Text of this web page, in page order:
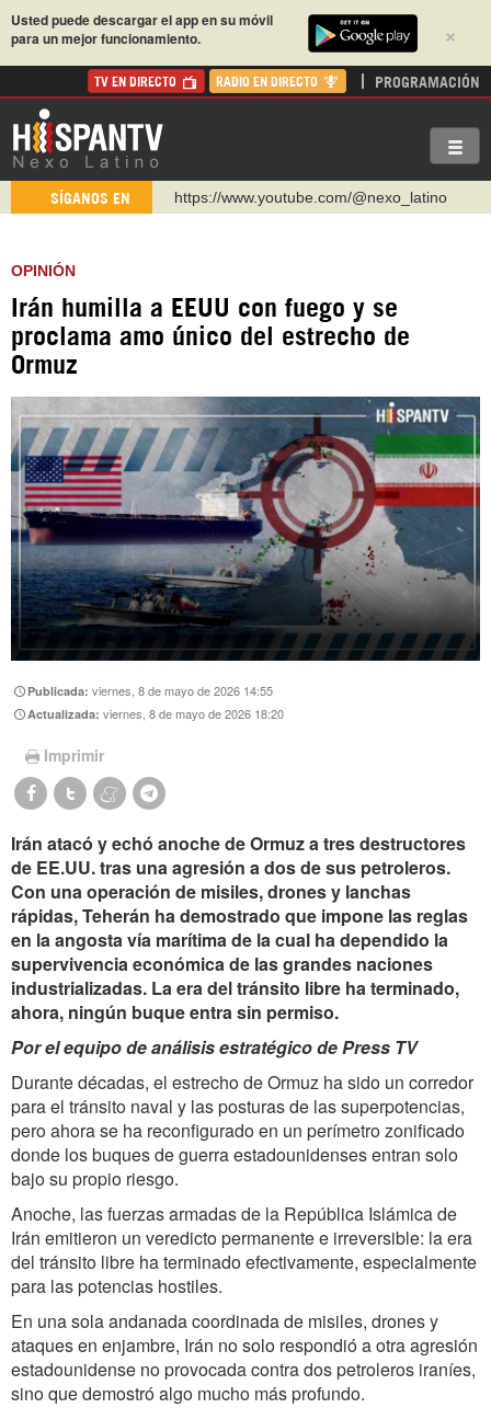
×
Usted puede descargar el app en su móvil
para un mejor funcionamiento.
TV EN DIRECTO RADIO EN DIRECTO PROGRAMACIÓN
SÍGANOS EN
https://www.youtube.com/@nexo_latino
https://urmedium.com/c/hispantv
WhatsApp y Viber: +98 921 79 29 404
https://www.facebook.com/Nexolatino.Canal
OPINIÓN
Irán humilla a EEUU con fuego y se
proclama amo único del estrecho de
Ormuz
Publicada:viernes, 8 de mayo de 2026 14:55
Actualizada:viernes, 8 de mayo de 2026 18:20
Imprimir
Irán atacó y echó anoche de Ormuz a tres destructores
de EE.UU. tras una agresión a dos de sus petroleros.
Con una operación de misiles, drones y lanchas
rápidas, Teherán ha demostrado que impone las reglas
en la angosta vía marítima de la cual ha dependido la
supervivencia económica de las grandes naciones
industrializadas. La era del tránsito libre ha terminado,
ahora, ningún buque entra sin permiso.
Por el equipo de análisis estratégico de Press TV
Durante décadas, el estrecho de Ormuz ha sido un corredor
para el tránsito naval y las posturas de las superpotencias,
pero ahora se ha reconfigurado en un perímetro zonificado
donde los buques de guerra estadounidenses entran solo
bajo su propio riesgo.
Anoche, las fuerzas armadas de la República Islámica de
Irán emitieron un veredicto permanente e irreversible: la era
del tránsito libre ha terminado efectivamente, especialmente
para las potencias hostiles.
En una sola andanada coordinada de misiles, drones y
ataques en enjambre, Irán no solo respondió a otra agresión
estadounidense no provocada contra dos petroleros iraníes,
sino que demostró algo mucho más profundo.